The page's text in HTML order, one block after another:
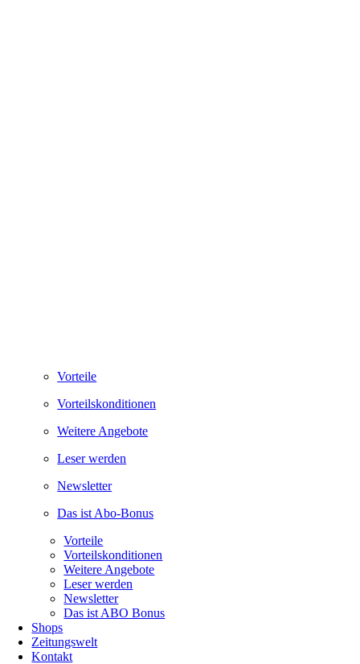
Vorteile
Vorteilskonditionen
Weitere Angebote
Leser werden
Newsletter
Das ist Abo-Bonus
Vorteile
Vorteilskonditionen
Weitere Angebote
Leser werden
Newsletter
Das ist ABO Bonus
Shops
Zeitungswelt
Kontakt